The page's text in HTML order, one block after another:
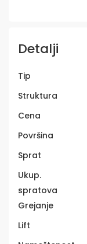
Detalji
Tip
Struktura
Cena
Površina
Sprat
Ukup.
spratova
Grejanje
Lift